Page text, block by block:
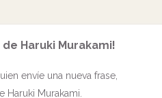
Haruki Murakami!
envíe una nueva frase,
Murakami.